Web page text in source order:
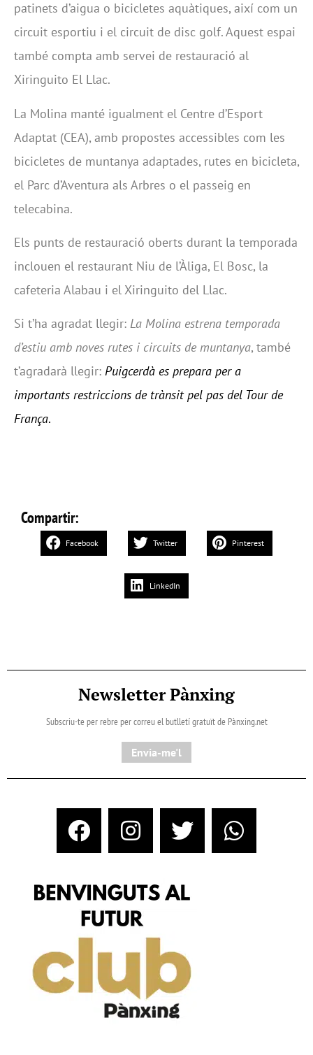
patinets d’aigua o bicicletes aquàtiques, així com un
circuit esportiu i el circuit de disc golf. Aquest espai
també compta amb servei de restauració al
Xiringuito El Llac.
La Molina manté igualment el Centre d’Esport
Adaptat (CEA), amb propostes accessibles com les
bicicletes de muntanya adaptades, rutes en bicicleta,
el Parc d’Aventura als Arbres o el passeig en
telecabina.
Els punts de restauració oberts durant la temporada
inclouen el restaurant Niu de l’Àliga, El Bosc, la
cafeteria Alabau i el Xiringuito del Llac.
Si t’ha agradat llegir: La Molina estrena temporada
d’estiu amb noves rutes i circuits de muntanya, també
t’agradarà llegir: Puigcerdà es prepara per a
importants restriccions de trànsit pel pas del Tour de
França.
Compartir:
Facebook Twitter Pinterest
LinkedIn
Newsletter Pànxing
Subscriu-te per rebre per correu el butlletí gratuït de Pànxing.net​
Envia-me'l